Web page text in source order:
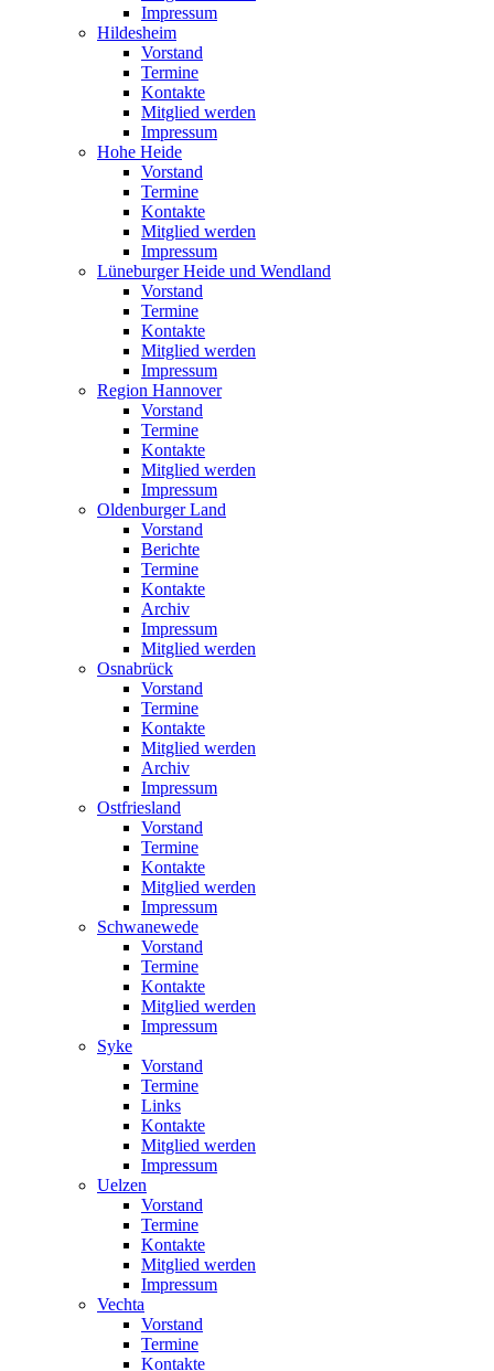
Impressum
Hildesheim
Vorstand
Termine
Kontakte
Mitglied werden
Impressum
Hohe Heide
Vorstand
Termine
Kontakte
Mitglied werden
Impressum
Lüneburger Heide und Wendland
Vorstand
Termine
Kontakte
Mitglied werden
Impressum
Region Hannover
Vorstand
Termine
Kontakte
Mitglied werden
Impressum
Oldenburger Land
Vorstand
Berichte
Termine
Kontakte
Archiv
Impressum
Mitglied werden
Osnabrück
Vorstand
Termine
Kontakte
Mitglied werden
Archiv
Impressum
Ostfriesland
Vorstand
Termine
Kontakte
Mitglied werden
Impressum
Schwanewede
Vorstand
Termine
Kontakte
Mitglied werden
Impressum
Syke
Vorstand
Termine
Links
Kontakte
Mitglied werden
Impressum
Uelzen
Vorstand
Termine
Kontakte
Mitglied werden
Impressum
Vechta
Vorstand
Termine
Kontakte